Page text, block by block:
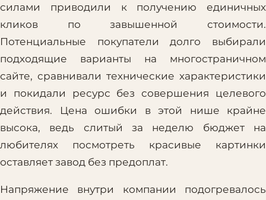
силами приводили к получению единичных
кликов по завышенной стоимости.
Потенциальные покупатели долго выбирали
подходящие варианты на многостраничном
сайте, сравнивали технические характеристики
и покидали ресурс без совершения целевого
действия. Цена ошибки в этой нише крайне
высока, ведь слитый за неделю бюджет на
любителях посмотреть красивые картинки
оставляет завод без предоплат.
Напряжение внутри компании подогревалось